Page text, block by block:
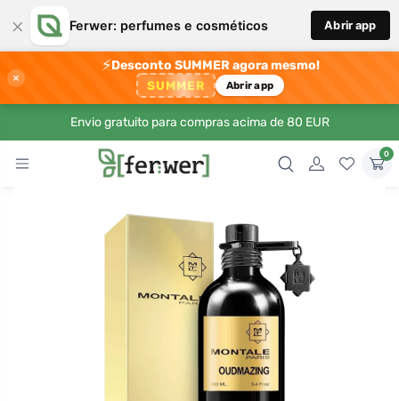
× Ferwer: perfumes e cosméticos Abrir app
×
⚡Desconto SUMMER agora mesmo!
SUMMER Abrir app
Envio gratuito para compras acima de 80 EUR
0